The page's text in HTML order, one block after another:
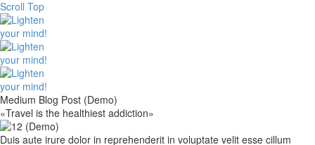
Scroll Top
Medium Blog Post (Demo)
«Travel is the healthiest addiction»
Duis aute irure dolor in reprehenderit in voluptate velit esse cillum